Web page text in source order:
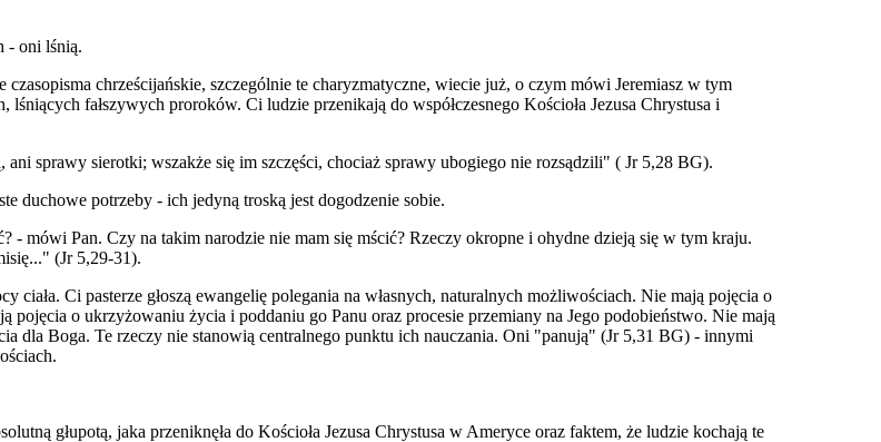
- oni lśnią.
czasopisma chrześcijańskie, szczególnie te charyzmatyczne, wiecie już, o czym mówi Jeremiasz w tym
lśniących fałszywych proroków. Ci ludzie przenikają do współczesnego Kościoła Jezusa Chrystusa i
sprawy sierotki; wszakże się im szczęści, chociaż sprawy ubogiego nie rozsądzili" ( Jr 5,28 BG).
duchowe potrzeby - ich jedyną troską jest dogodzenie sobie.
- mówi Pan. Czy na takim narodzie nie mam się mścić? Rzeczy okropne i ohydne dzieją się w tym kraju.
(Jr 5,29-31).
ciała. Ci pasterze głoszą ewangelię polegania na własnych, naturalnych możliwościach. Nie mają pojęcia o
o ukrzyżowaniu życia i poddaniu go Panu oraz procesie przemiany na Jego podobieństwo. Nie mają
dla Boga. Te rzeczy nie stanowią centralnego punktu ich nauczania. Oni "panują" (Jr 5,31 BG) - innymi
głupotą, jaka przeniknęła do Kościoła Jezusa Chrystusa w Ameryce oraz faktem, że ludzie kochają te